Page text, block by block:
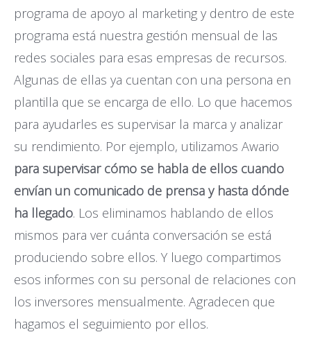
programa de apoyo al marketing y dentro de este
programa está nuestra gestión mensual de las
redes sociales para esas empresas de recursos.
Algunas de ellas ya cuentan con una persona en
plantilla que se encarga de ello. Lo que hacemos
para ayudarles es supervisar la marca y analizar
su rendimiento. Por ejemplo, utilizamos Awario
para supervisar cómo se habla de ellos cuando
envían un comunicado de prensa y hasta dónde
ha llegado. Los eliminamos hablando de ellos
mismos para ver cuánta conversación se está
produciendo sobre ellos. Y luego compartimos
esos informes con su personal de relaciones con
los inversores mensualmente. Agradecen que
hagamos el seguimiento por ellos.